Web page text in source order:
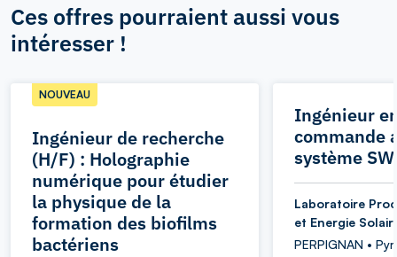
Ces offres pourraient aussi vous
intéresser !
Ingénieur de recherche
(H/F) : Holographie
numérique pour étudier
la physique de la
formation des biofilms
bactériens
NOUVEAU
Ingénieur
commande
système
Laboratoire
et Energie
PERPIGNAN •